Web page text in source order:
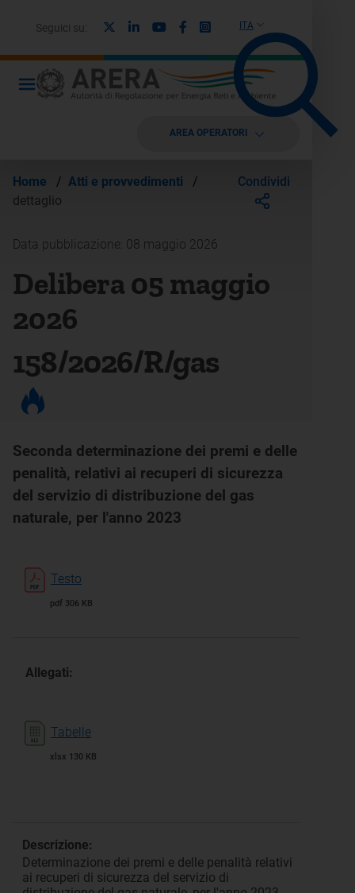
ITA
Seguici su: LinkedinYoutubeFacebook
Instagram
AREA OPERATORI
Home / Atti e provvedimenti
/
dettaglio
Condividi
Data pubblicazione: 08 maggio 2026
Delibera 05 maggio
2026
158/2026/R/gas
Seconda determinazione dei premi e delle
penalità, relativi ai recuperi di sicurezza
del servizio di distribuzione del gas
naturale, per l'anno 2023
Testo
pdf 306 KB
Allegati:
Tabelle
xlsx 130 KB
Descrizione:
Determinazione dei premi e delle penalità relativi
ai recuperi di sicurezza del servizio di